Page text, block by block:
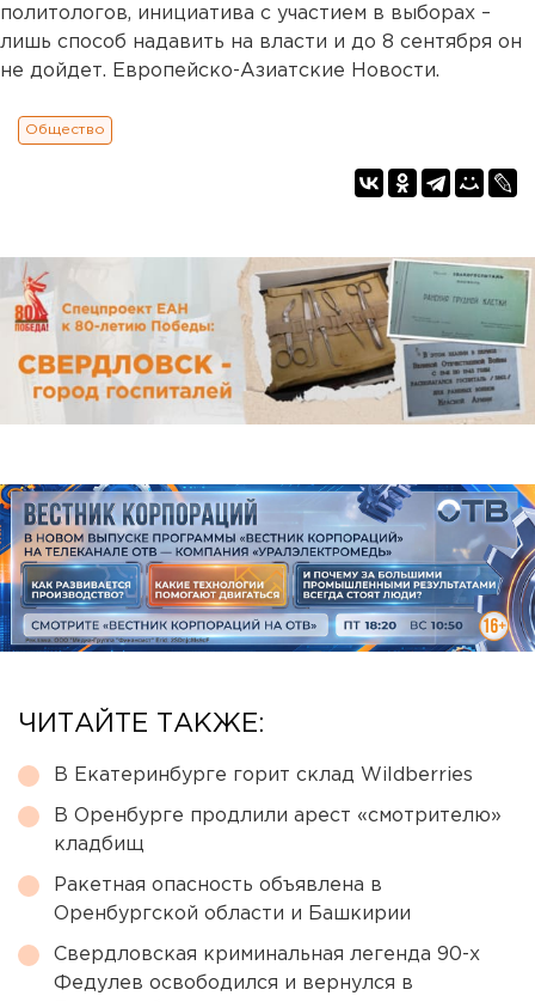
политологов, инициатива с участием в выборах –
лишь способ надавить на власти и до 8 сентября он
не дойдет. Европейско-Азиатские Новости.
Общество
ЧИТАЙТЕ ТАКЖЕ:
В Екатеринбурге горит склад Wildberries
В Оренбурге продлили арест «смотрителю»
кладбищ
Ракетная опасность объявлена в
Оренбургской области и Башкирии
Свердловская криминальная легенда 90-х
Федулев освободился и вернулся в